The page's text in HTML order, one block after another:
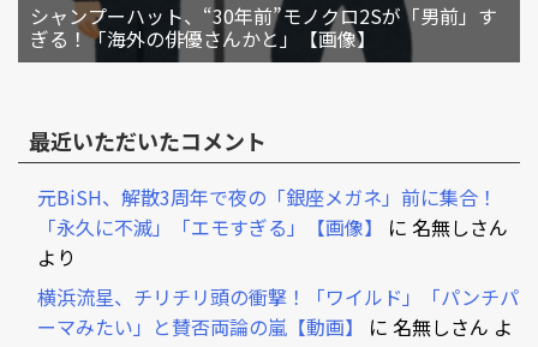
シャンプーハット、“30年前”モノクロ2Sが「男前」す
ぎる！「海外の俳優さんかと」【画像】
最近いただいたコメント
元BiSH、解散3周年で夜の「銀座メガネ」前に集合！
「永久に不滅」「エモすぎる」【画像】
に 名無しさん
より
横浜流星、チリチリ頭の衝撃！「ワイルド」「パンチパ
ーマみたい」と賛否両論の嵐【動画】
に 名無しさん よ